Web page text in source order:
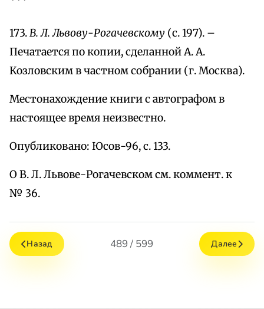
173.В. Л. Львову-Рогачевскому (с. 197). –
Печатается по копии, сделанной А. А.
Козловским в частном собрании (г. Москва).
Местонахождение книги с автографом в
настоящее время неизвестно.
Опубликовано: Юсов-96, с. 133.
О В. Л. Львове-Рогачевском см. коммент. к
№ 36.
Назад 489 / 599 Далее